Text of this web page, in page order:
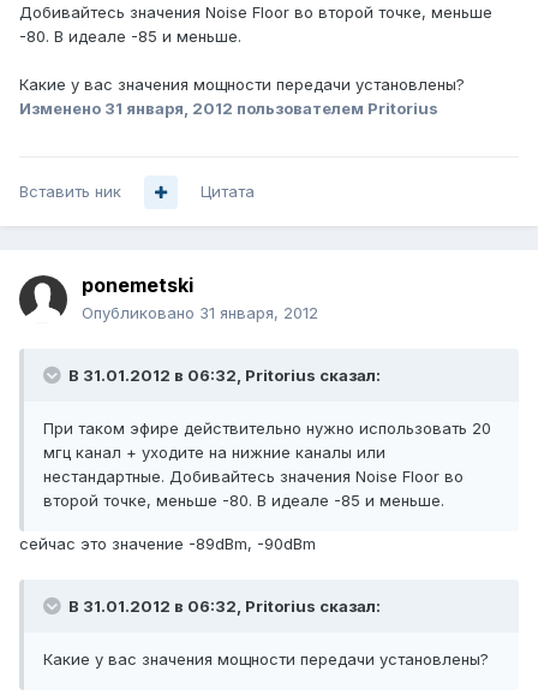
Добивайтесь значения Noise Floor во второй точке, меньше
-80. В идеале -85 и меньше.
Какие у вас значения мощности передачи установлены?
Изменено 31 января, 2012 пользователем Pritorius
Вставить ник Цитата
ponemetski
Опубликовано 31 января, 2012
В 31.01.2012 в 06:32, Pritorius сказал:
При таком эфире действительно нужно использовать 20
мгц канал + уходите на нижние каналы или
нестандартные. Добивайтесь значения Noise Floor во
второй точке, меньше -80. В идеале -85 и меньше.
сейчас это значение -89dBm, -90dBm
В 31.01.2012 в 06:32, Pritorius сказал:
Какие у вас значения мощности передачи установлены?